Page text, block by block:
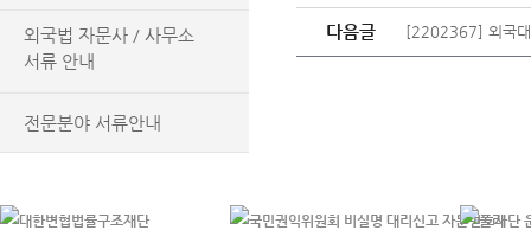
외국법 자문사 / 사무소
서류 안내
전문분야 서류안내
다음글 [2202367] 외국대